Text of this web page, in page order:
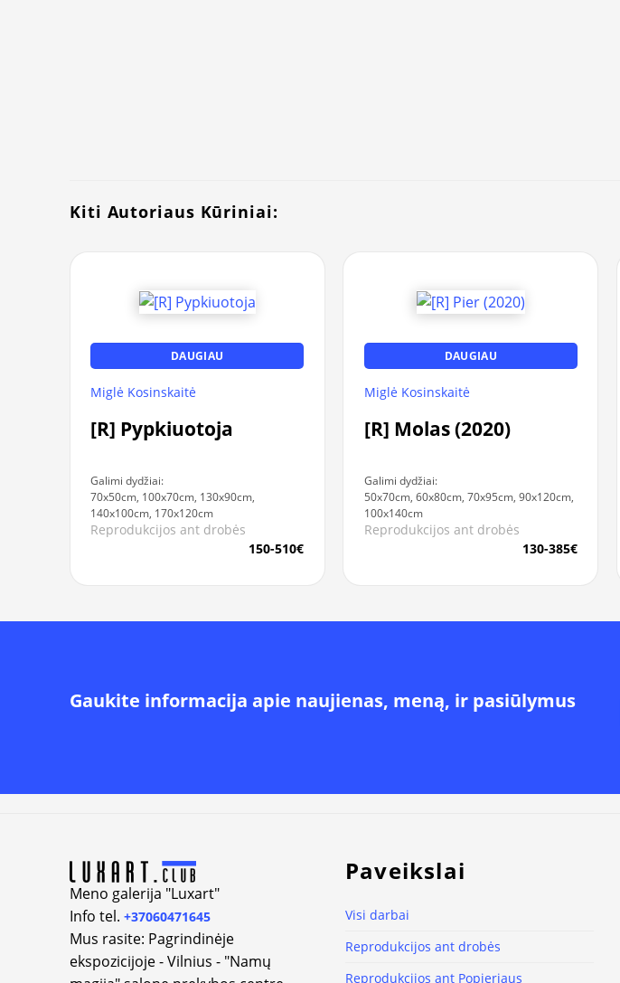
Kiti Autoriaus Kūriniai:
DAUGIAU
Miglė Kosinskaitė
[R] Pypkiuotoja
Galimi dydžiai:
70x50cm, 100x70cm, 130x90cm,
140x100cm, 170x120cm
Reprodukcijos ant drobės
150-510€
DAUGIAU
Miglė Kosinskaitė
[R] Molas (2020)
Galimi dydžiai:
50x70cm, 60x80cm, 70x95cm, 90x120cm,
100x140cm
Reprodukcijos ant drobės
130-385€
Gaukite informacija apie naujienas, meną, ir pasiūlymus
Meno galerija "Luxart"
Info tel. +37060471645
Mus rasite: Pagrindinėje
ekspozicijoje - Vilnius - "Namų
Paveikslai
Visi darbai
Reprodukcijos ant drobės
Reprodukcijos ant Popieriaus